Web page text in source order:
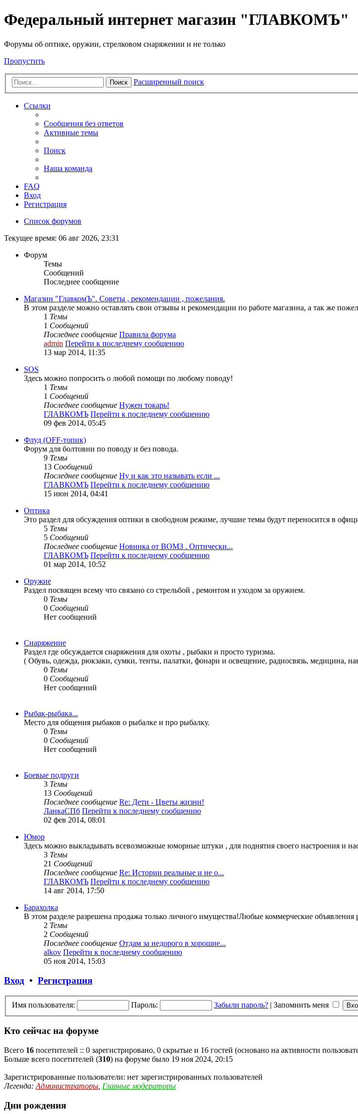
Федеральный интернет магазин "ГЛАВКОМЪ"
Форумы об оптике, оружии, стрелковом снаряжении и не только
Пропустить
Поиск Расширенный поиск
Ссылки
Сообщения без ответов
Активные темы
Поиск
Наша команда
FAQ
Вход
Регистрация
Список форумов
Текущее время: 06 авг 2026, 23:31
Форум
Темы
Сообщений
Последнее сообщение
Магазин "ГлавкомЪ". Советы , рекомендации , пожелания.
В этом разделе можно оставлять свои отзывы и рекомендации по работе магазина, а так же
1 Темы
1 Сообщений
Последнее сообщение Правила форума
admin Перейти к последнему сообщению
13 мар 2014, 11:35
SOS
Здесь можно попросить о любой помощи по любому поводу!
1 Темы
1 Сообщений
Последнее сообщение Нужен токарь!
ГЛАВКОМЪ Перейти к последнему сообщению
09 фев 2014, 05:45
Флуд (OFF-топик)
Форум для болтовни по поводу и без повода.
9 Темы
13 Сообщений
Последнее сообщение Ну и как это называть если ...
ГЛАВКОМЪ Перейти к последнему сообщению
15 июн 2014, 04:41
Оптика
Это раздел для обсуждения оптики в свободном режиме, лучшие темы будут переносится в
5 Темы
5 Сообщений
Последнее сообщение Новинка от ВОМЗ . Оптически...
ГЛАВКОМЪ Перейти к последнему сообщению
01 мар 2014, 10:52
Оружие
Раздел посвящен всему что связано со стрельбой , ремонтом и уходом за оружием.
0 Темы
0 Сообщений
Нет сообщений
Снаряжение
Раздел где обсуждается снаряжения для охоты , рыбаки и просто туризма.
( Обувь, одежда, рюкзаки, сумки, тенты, палатки, фонари и освещение, радиосвязь, медицина,
0 Темы
0 Сообщений
Нет сообщений
Рыбак-рыбака...
Место для общения рыбаков о рыбалке и про рыбалку.
0 Темы
0 Сообщений
Нет сообщений
Боевые подруги
3 Темы
13 Сообщений
Последнее сообщение Re: Дети - Цветы жизни!
ЛанкаСПб Перейти к последнему сообщению
02 фев 2014, 08:01
Юмор
Здесь можно выкладывать всевозможные юморные штуки , для поднятия своего настроения и
3 Темы
21 Сообщений
Последнее сообщение Re: Истории реальные и не о...
ГЛАВКОМЪ Перейти к последнему сообщению
14 авг 2014, 17:50
Барахолка
В этом разделе разрешена продажа только личного имущества!Любые коммерческие объявления
2 Темы
2 Сообщений
Последнее сообщение Отдам за недорого в хорошие...
alkov Перейти к последнему сообщению
05 ноя 2014, 15:03
Вход • Регистрация
Имя пользователя: Пароль: Забыли пароль? | Запомнить меня
Кто сейчас на форуме
Всего 16 посетителей :: 0 зарегистрировано, 0 скрытые и 16 гостей (основано на активности
Больше всего посетителей (310) на форуме было 19 ноя 2024, 20:15
Зарегистрированные пользователи: нет зарегистрированных пользователей
Легенда: Администраторы Главные модераторы
Дни рождения